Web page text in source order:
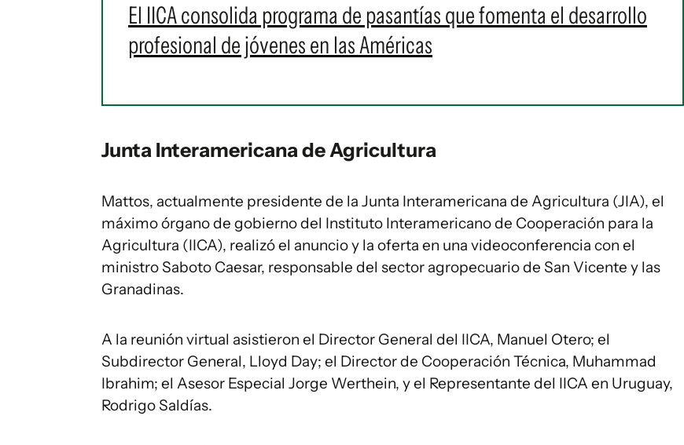
El IICA consolida programa de pasantías que fomenta el desarrollo
profesional de jóvenes en las Américas
Junta Interamericana de Agricultura
Mattos, actualmente presidente de la Junta Interamericana de Agricultura (JIA), el
máximo órgano de gobierno del Instituto Interamericano de Cooperación para la
Agricultura (IICA), realizó el anuncio y la oferta en una videoconferencia con el
ministro Saboto Caesar, responsable del sector agropecuario de San Vicente y las
Granadinas.
A la reunión virtual asistieron el Director General del IICA, Manuel Otero; el
Subdirector General, Lloyd Day; el Director de Cooperación Técnica, Muhammad
Ibrahim; el Asesor Especial Jorge Werthein, y el Representante del IICA en Uruguay,
Rodrigo Saldías.